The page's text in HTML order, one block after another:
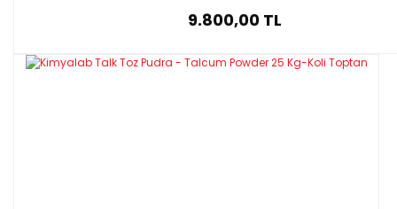
9.800,00 TL